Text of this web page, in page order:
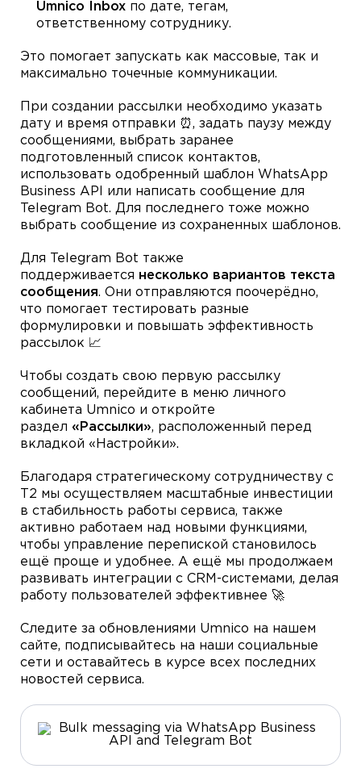
Umnico Inbox по дате, тегам,
ответственному сотруднику.
Это помогает запускать как массовые, так и
максимально точечные коммуникации.
При создании рассылки необходимо указать
дату и время отправки ⏰, задать паузу между
сообщениями, выбрать заранее
подготовленный список контактов,
использовать одобренный шаблон WhatsApp
Business API или написать сообщение для
Telegram Bot. Для последнего тоже можно
выбрать сообщение из сохраненных шаблонов.
Для Telegram Bot также
поддерживается несколько вариантов текста
сообщения. Они отправляются поочерёдно,
что помогает тестировать разные
формулировки и повышать эффективность
рассылок 📈
Чтобы создать свою первую рассылку
сообщений, перейдите в меню личного
кабинета Umnico и откройте
раздел «Рассылки», расположенный перед
вкладкой «Настройки».
Благодаря стратегическому сотрудничеству с
Т2 мы осуществляем масштабные инвестиции
в стабильность работы сервиса, также
активно работаем над новыми функциями,
чтобы управление перепиской становилось
ещё проще и удобнее. А ещё мы продолжаем
развивать интеграции с CRM-системами, делая
работу пользователей эффективнее 🚀
Следите за обновлениями Umnico на нашем
сайте, подписывайтесь на наши социальные
сети и оставайтесь в курсе всех последних
новостей сервиса.